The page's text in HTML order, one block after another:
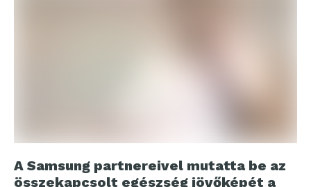
A Samsung partnereivel mutatta be az
összekapcsolt egészség jövőképét a